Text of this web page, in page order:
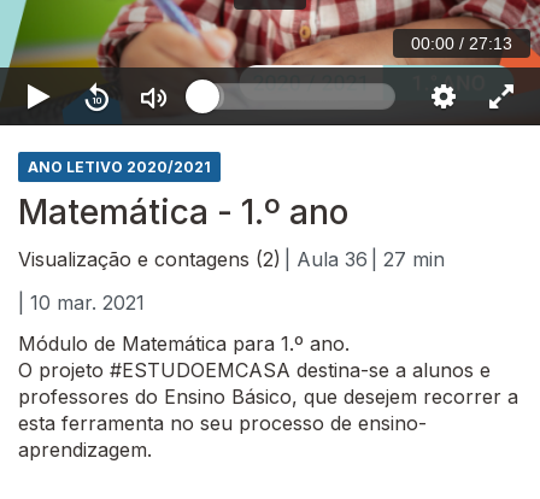
00:00 / 27:13
ANO LETIVO 2020/2021
Matemática - 1.º ano
Visualização e contagens (2) | Aula 36
| 27 min
| 10 mar. 2021
Módulo de Matemática para 1.º ano.
O projeto #ESTUDOEMCASA destina-se a alunos e
professores do Ensino Básico, que desejem recorrer a
esta ferramenta no seu processo de ensino-
aprendizagem.